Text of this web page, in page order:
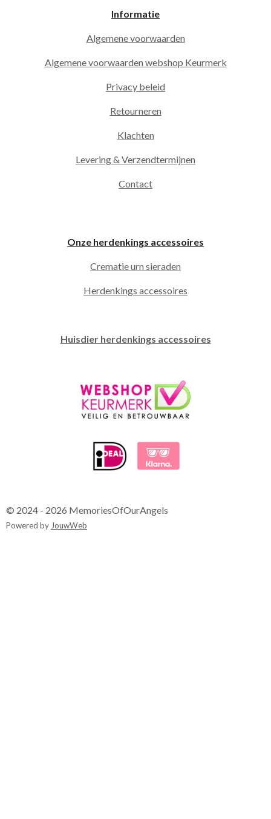
Informatie
Algemene voorwaarden
Algemene voorwaarden webshop Keurmerk
Privacy beleid
Retourneren
Klachten
Levering & Verzendtermijnen
Contact
Onze herdenkings accessoires
Crematie urn sieraden
Herdenkings accessoires
Huisdier herdenkings accessoires
© 2024 - 2026 MemoriesOfOurAngels
Powered byJouwWeb